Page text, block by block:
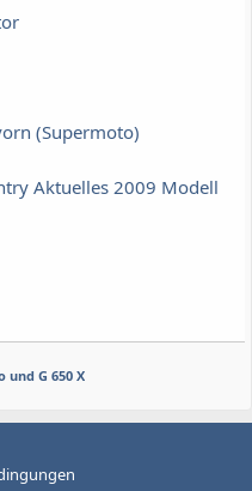
(Supermoto)
Aktuelles 2009 Modell
und G 650 X